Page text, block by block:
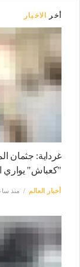
أخر الاخبار
غرداية: جثمان
"كعباش" يواري
أخبار العالم منذ